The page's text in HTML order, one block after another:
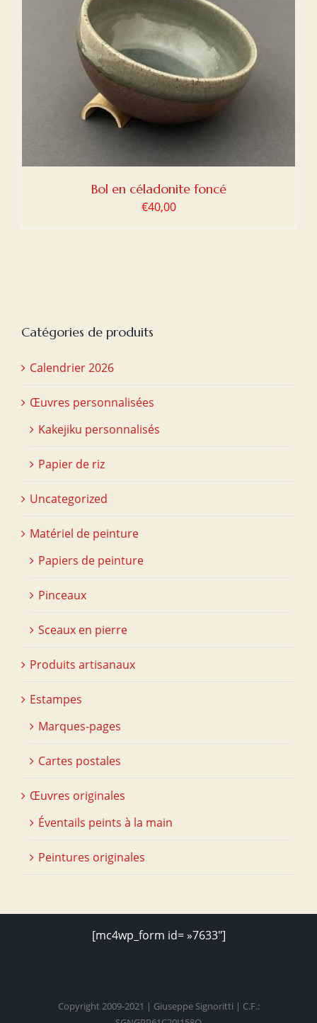
Bol en céladonite foncé
€40,00
Catégories de produits
Calendrier 2026
Œuvres personnalisées
Kakejiku personnalisés
Papier de riz
Uncategorized
Matériel de peinture
Papiers de peinture
Pinceaux
Sceaux en pierre
Produits artisanaux
Estampes
Marques-pages
Cartes postales
Œuvres originales
Éventails peints à la main
Peintures originales
[mc4wp_form id= »7633″]
Copyright 2009-2021 | Giuseppe Signoritti | C.F.: